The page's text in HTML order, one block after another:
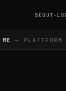
SCOUT-
— PLATTFORM